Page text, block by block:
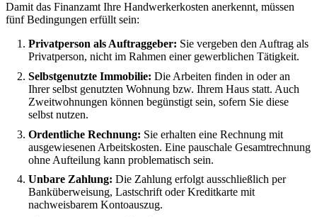
Damit das Finanzamt Ihre Handwerkerkosten anerkennt, müssen
fünf Bedingungen erfüllt sein:
Privatperson als Auftraggeber: Sie vergeben den Auftrag als
Privatperson, nicht im Rahmen einer gewerblichen Tätigkeit.
Selbstgenutzte Immobilie: Die Arbeiten finden in oder an
Ihrer selbst genutzten Wohnung bzw. Ihrem Haus statt. Auch
Zweitwohnungen können begünstigt sein, sofern Sie diese
selbst nutzen.
Ordentliche Rechnung: Sie erhalten eine Rechnung mit
ausgewiesenen Arbeitskosten. Eine pauschale Gesamtrechnung
ohne Aufteilung kann problematisch sein.
Unbare Zahlung: Die Zahlung erfolgt ausschließlich per
Banküberweisung, Lastschrift oder Kreditkarte mit
nachweisbarem Kontoauszug.